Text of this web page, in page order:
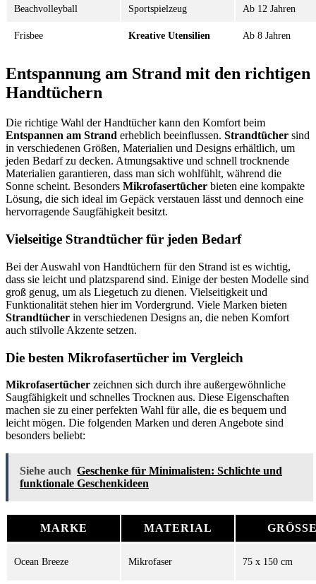
Beachvolleyball Sportspielzeug Ab 12 Jahren
Frisbee Kreative Utensilien Ab 8 Jahren
Entspannung am Strand mit den richtigen
Handtüchern
Die richtige Wahl der Handtücher kann den Komfort beim
Entspannen am Strand erheblich beeinflussen. Strandtücher sind
in verschiedenen Größen, Materialien und Designs erhältlich, um
jeden Bedarf zu decken. Atmungsaktive und schnell trocknende
Materialien garantieren, dass man sich wohlfühlt, während die
Sonne scheint. Besonders Mikrofasertücher bieten eine kompakte
Lösung, die sich ideal im Gepäck verstauen lässt und dennoch eine
hervorragende Saugfähigkeit besitzt.
Vielseitige Strandtücher für jeden Bedarf
Bei der Auswahl von Handtüchern für den Strand ist es wichtig,
dass sie leicht und platzsparend sind. Einige der besten Modelle sind
groß genug, um als Liegetuch zu dienen. Vielseitigkeit und
Funktionalität stehen hier im Vordergrund. Viele Marken bieten
Strandtücher in verschiedenen Designs an, die neben Komfort
auch stilvolle Akzente setzen.
Die besten Mikrofasertücher im Vergleich
Mikrofasertücher zeichnen sich durch ihre außergewöhnliche
Saugfähigkeit und schnelles Trocknen aus. Diese Eigenschaften
machen sie zu einer perfekten Wahl für alle, die es bequem und
leicht mögen. Die folgenden Marken und deren Angebote sind
besonders beliebt:
Siehe auch Geschenke für Minimalisten: Schlichte und
funktionale Geschenkideen
MARKE MATERIAL GRÖSSE
Ocean Breeze Mikrofaser 75 x 150 cm